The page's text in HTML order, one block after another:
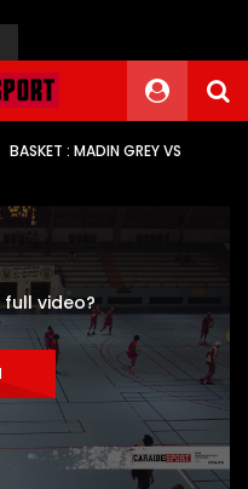
BASKET : MADIN GREY VS
video?